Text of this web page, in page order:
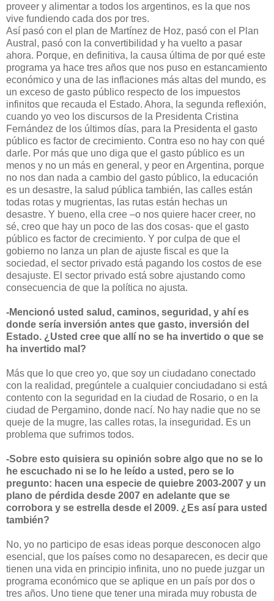
proveer y alimentar a todos los argentinos, es la que nos
vive fundiendo cada dos por tres.
Así pasó con el plan de Martínez de Hoz, pasó con el Plan
Austral, pasó con la convertibilidad y ha vuelto a pasar
ahora. Porque, en definitiva, la causa última de por qué este
programa ya hace tres años que nos puso en estancamiento
económico y una de las inflaciones más altas del mundo, es
un exceso de gasto público respecto de los impuestos
infinitos que recauda el Estado. Ahora, la segunda reflexión,
cuando yo veo los discursos de la Presidenta Cristina
Fernández de los últimos días, para la Presidenta el gasto
público es factor de crecimiento. Contra eso no hay con qué
darle. Por más que uno diga que el gasto público es un
menos y no un más en general, y peor en Argentina, porque
no nos dan nada a cambio del gasto público, la educación
es un desastre, la salud pública también, las calles están
todas rotas y mugrientas, las rutas están hechas un
desastre. Y bueno, ella cree –o nos quiere hacer creer, no
sé, creo que hay un poco de las dos cosas- que el gasto
público es factor de crecimiento. Y por culpa de que el
gobierno no lanza un plan de ajuste fiscal es que la
sociedad, el sector privado está pagando los costos de ese
desajuste. El sector privado está sobre ajustando como
consecuencia de que la política no ajusta.
-Mencionó usted salud, caminos, seguridad, y ahí es
donde sería inversión antes que gasto, inversión del
Estado. ¿Usted cree que allí no se ha invertido o que se
ha invertido mal?
Más que lo que creo yo, que soy un ciudadano conectado
con la realidad, pregúntele a cualquier conciudadano si está
contento con la seguridad en la ciudad de Rosario, o en la
ciudad de Pergamino, donde nací. No hay nadie que no se
queje de la mugre, las calles rotas, la inseguridad. Es un
problema que sufrimos todos.
-Sobre esto quisiera su opinión sobre algo que no se lo
he escuchado ni se lo he leído a usted, pero se lo
pregunto: hacen una especie de quiebre 2003-2007 y un
plano de pérdida desde 2007 en adelante que se
corrobora y se estrella desde el 2009. ¿Es así para usted
también?
No, yo no participo de esas ideas porque desconocen algo
esencial, que los países como no desaparecen, es decir que
tienen una vida en principio infinita, uno no puede juzgar un
programa económico que se aplique en un país por dos o
tres años. Uno tiene que tener una mirada muy robusta de